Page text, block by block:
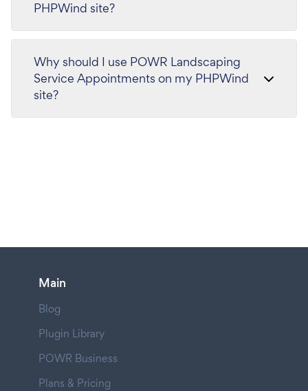
PHPWind site?
Why should I use POWR Landscaping
Service Appointments on my PHPWind
site?
Main
Blog
Plugin Library
POWR Business
Plans & Pricing